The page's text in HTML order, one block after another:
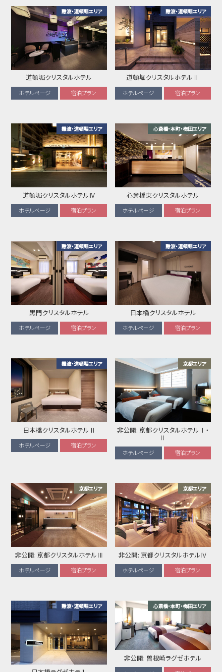
道頓堀クリスタルホテル
難波・道頓堀エリア
ホテルページ 宿泊プラン
道頓堀クリスタルホテルⅡ
難波・道頓堀エリア
ホテルページ 宿泊プラン
道頓堀クリスタルホテルⅣ
難波・道頓堀エリア
ホテルページ 宿泊プラン
心斎橋東クリスタルホテル
心斎橋・本町・梅田エリア
ホテルページ 宿泊プラン
黒門クリスタルホテル
難波・道頓堀エリア
ホテルページ 宿泊プラン
日本橋クリスタルホテル
難波・道頓堀エリア
ホテルページ 宿泊プラン
日本橋クリスタルホテルⅡ
難波・道頓堀エリア
ホテルページ 宿泊プラン
非公開: 京都クリスタルホテルⅠ・
Ⅱ
京都エリア
ホテルページ 宿泊プラン
非公開: 京都クリスタルホテルⅢ
京都エリア
ホテルページ 宿泊プラン
非公開: 京都クリスタルホテルⅣ
京都エリア
ホテルページ 宿泊プラン
難波・道頓堀エリア
非公開: 曽根崎ラグゼホテル
心斎橋・本町・梅田エリア